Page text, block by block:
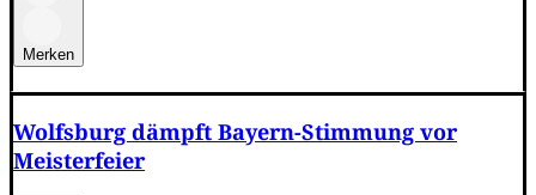
Merken
Wolfsburg dämpft Bayern-Stimmung vor
Meisterfeier